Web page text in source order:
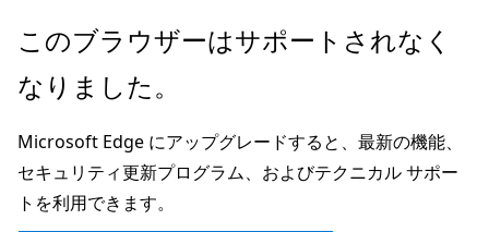
メ
ン
ン
テ
ン
このブラウザーはサポートされなく
なりました。
Microsoft Edge にアップグレードすると、最新の機能、
セキュリティ更新プログラム、およびテクニカル サポー
トを利用できます。